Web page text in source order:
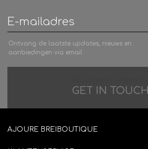
Ontvang de laatste updates, nieuws en
aanbiedingen via email
GET IN TOUCH
AJOURE BREIBOUTIQUE